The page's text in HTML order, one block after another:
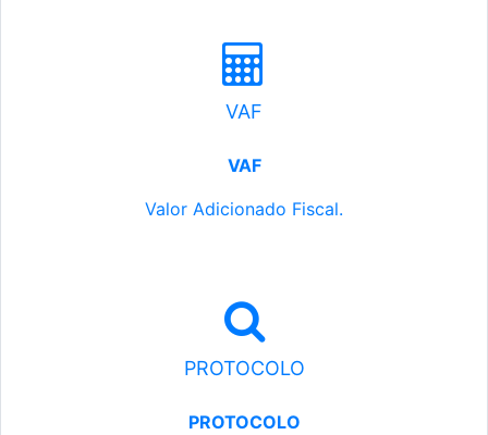
VAF
VAF
Valor Adicionado Fiscal.
PROTOCOLO
PROTOCOLO